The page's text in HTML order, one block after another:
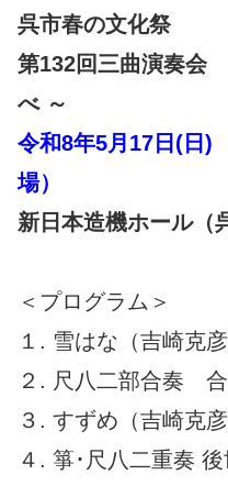
呉市春の文化祭
第132回三曲演奏会
べ ～
令和8年5月17日(日
場）
新日本造機ホール（
＜プログラム＞
１. 雪はな（吉崎克
２. 尺八二部合奏 合
３. すずめ（吉崎克
４. 箏･尺八二重奏